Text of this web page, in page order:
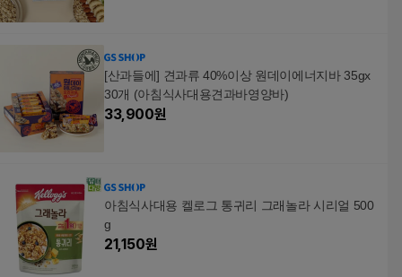
[산과들에] 견과류 40%이상 원데이에너지바 35gx
30개 (아침식사대용견과바영양바)
33,900원
아침식사대용 켈로그 통귀리 그래놀라 시리얼 500
g
21,150원